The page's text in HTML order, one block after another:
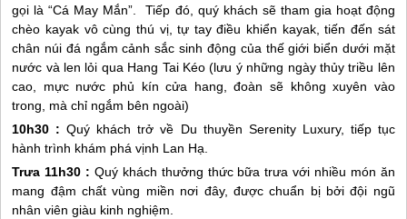
gọi là “Cá May Mắn”. Tiếp đó, quý khách sẽ tham gia hoạt động
chèo kayak vô cùng thú vị, tự tay điều khiển kayak, tiến đến sát
chân núi đá ngắm cảnh sắc sinh động của thế giới biển dưới mặt
nước và len lỏi qua Hang Tai Kéo (lưu ý những ngày thủy triều lên
cao, mực nước phủ kín cửa hang, đoàn sẽ không xuyên vào
trong, mà chỉ ngắm bên ngoài)
10h30 : Quý khách trở về Du thuyền Serenity Luxury, tiếp tục
hành trình khám phá vịnh Lan Hạ.
Trưa 11h30 : Quý khách thưởng thức bữa trưa với nhiều món ăn
mang đậm chất vùng miền nơi đây, được chuẩn bị bởi đội ngũ
nhân viên giàu kinh nghiệm.